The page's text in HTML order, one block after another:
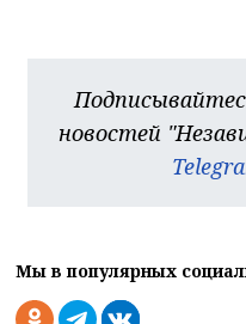
новостей
Мы в популярных